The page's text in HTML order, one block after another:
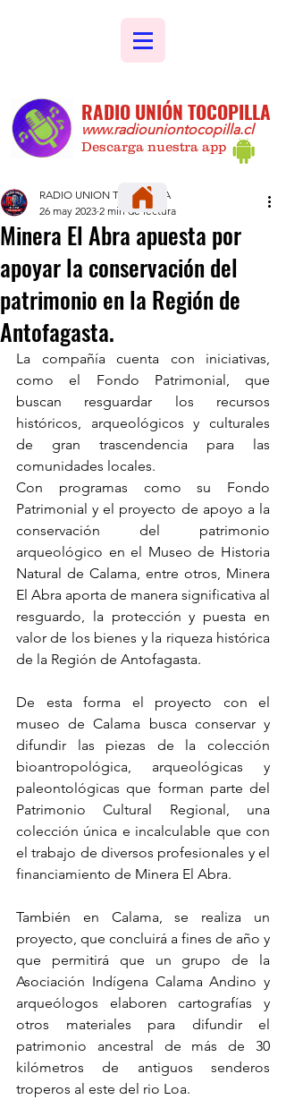
RADIO UNIÓN TOCOPILLA
www.radiouniontocopilla.cl
Descarga nuestra app
Minera El Abra apuesta por
apoyar la conservación del
patrimonio en la Región de
Antofagasta.
RADIO UNION TOCOPILLA
26 may 2023 2 min de lectura
La compañía cuenta con iniciativas,
como el Fondo Patrimonial, que
buscan resguardar los recursos
históricos, arqueológicos y culturales
de gran trascendencia para las
comunidades locales.
Con programas como su Fondo
Patrimonial y el proyecto de apoyo a la
conservación del patrimonio
arqueológico en el Museo de Historia
Natural de Calama, entre otros, Minera
El Abra aporta de manera significativa al
resguardo, la protección y puesta en
valor de los bienes y la riqueza histórica
de la Región de Antofagasta.
De esta forma el proyecto con el
museo de Calama busca conservar y
difundir las piezas de la colección
bioantropológica, arqueológicas y
paleontológicas que forman parte del
Patrimonio Cultural Regional, una
colección única e incalculable que con
el trabajo de diversos profesionales y el
financiamiento de Minera El Abra.
También en Calama, se realiza un
proyecto, que concluirá a fines de año y
que permitirá que un grupo de la
Asociación Indígena Calama Andino y
arqueólogos elaboren cartografías y
otros materiales para difundir el
patrimonio ancestral de más de 30
kilómetros de antiguos senderos
troperos al este del rio Loa.